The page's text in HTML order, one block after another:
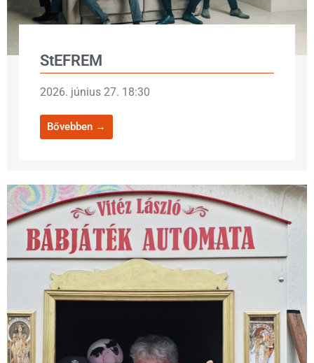
StEFREM
2026. június 27. 18:30
Bővebben →